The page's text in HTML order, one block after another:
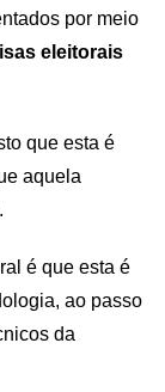
por meio
eleitorais
que esta é
aquela
é que esta é
ao passo
da